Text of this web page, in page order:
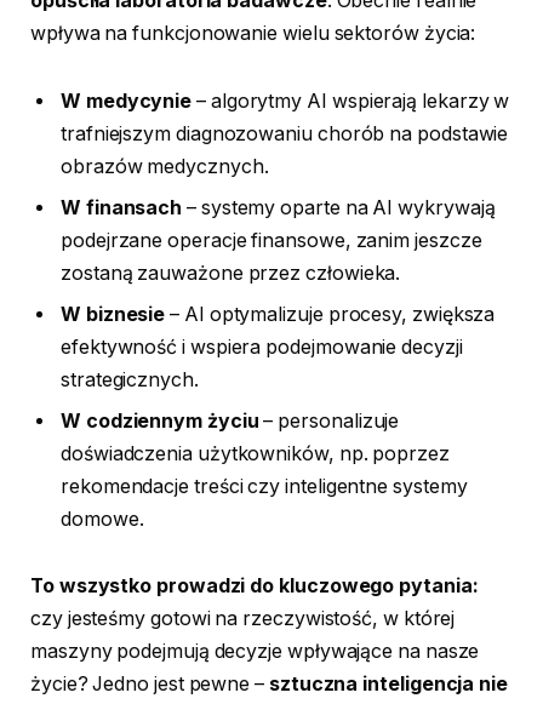
wpływa na funkcjonowanie wielu sektorów życia:
W medycynie – algorytmy AI wspierają lekarzy w
trafniejszym diagnozowaniu chorób na podstawie
obrazów medycznych.
W finansach – systemy oparte na AI wykrywają
podejrzane operacje finansowe, zanim jeszcze
zostaną zauważone przez człowieka.
W biznesie – AI optymalizuje procesy, zwiększa
efektywność i wspiera podejmowanie decyzji
strategicznych.
W codziennym życiu – personalizuje
doświadczenia użytkowników, np. poprzez
rekomendacje treści czy inteligentne systemy
domowe.
To wszystko prowadzi do kluczowego pytania:
czy jesteśmy gotowi na rzeczywistość, w której
maszyny podejmują decyzje wpływające na nasze
życie? Jedno jest pewne – sztuczna inteligencja nie